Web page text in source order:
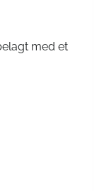
med et